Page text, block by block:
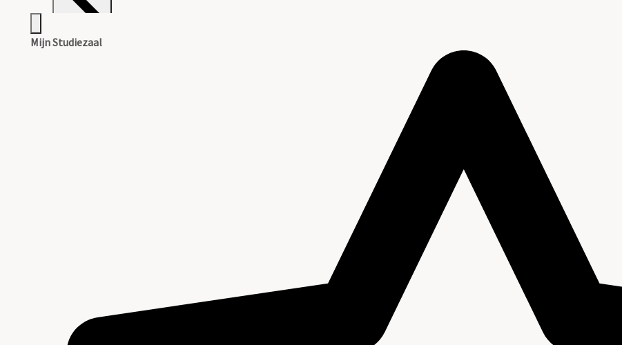
Mijn Studiezaal